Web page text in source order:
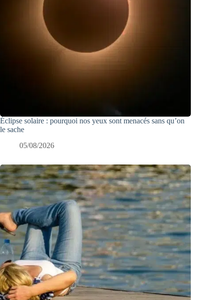
Éclipse solaire : pourquoi nos yeux sont menacés sans qu’on
le sache
05/08/2026